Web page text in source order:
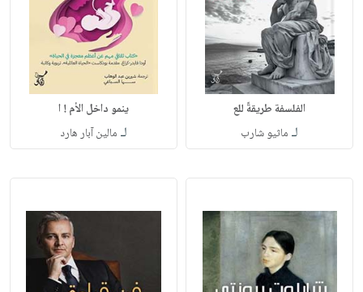
الفلسفة طريقةً للع
لـ ماثيو شارب
ينمو داخل الأم ! ا
لـ مالين آبار هارد